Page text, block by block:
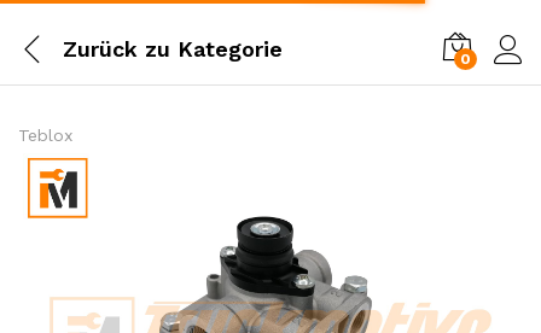
Zurück zu Kategorie 0
Teblox